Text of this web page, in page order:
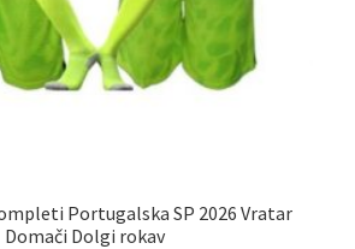
Portugalska SP 2026 Vratar
Domači Dolgi rokav